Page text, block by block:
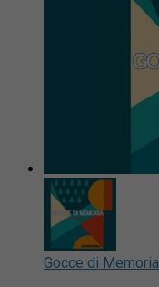
Gocce di Memoria